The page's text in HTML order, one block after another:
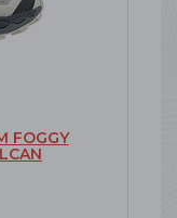
FOGGY